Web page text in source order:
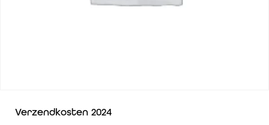
Verzendkosten 2024